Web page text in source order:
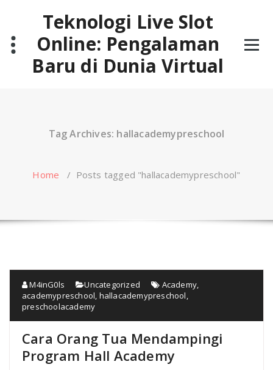
Teknologi Live Slot
Online: Pengalaman
Baru di Dunia Virtual
Tag Archives: hallacademypreschool
Home / Posts tagged "hallacademypreschool"
M4inG0ls Uncategorized Academy
academypreschool hallacademypreschool
preschoolacademy
Cara Orang Tua Mendampingi
Program Hall Academy